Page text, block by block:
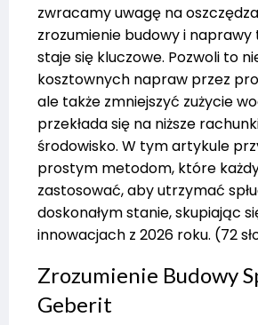
zwracamy uwagę na
zrozumienie budowy i
staje się kluczowe. Pozwoli to
kosztownych napraw przez
ale także zmniejszyć zużycie
przekłada się na niższe
środowisko. W tym artykule
prostym metodom, które
zastosować, aby utrzymać
doskonałym stanie, skupiając
innowacjach z 2026 roku. (72
Zrozumienie Budowy
Geberit